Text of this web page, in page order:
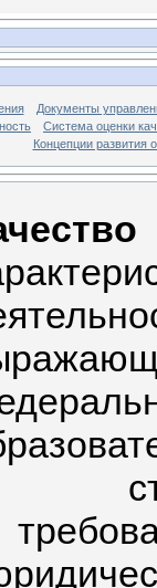
Документы
Система оценки
Концепции развития